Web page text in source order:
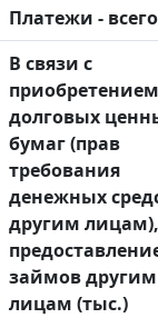
Платежи -
В связи с
приобретением
долговых
бумаг (прав
требования
денежных
другим лицам),
займов другим
лицам (тыс.)